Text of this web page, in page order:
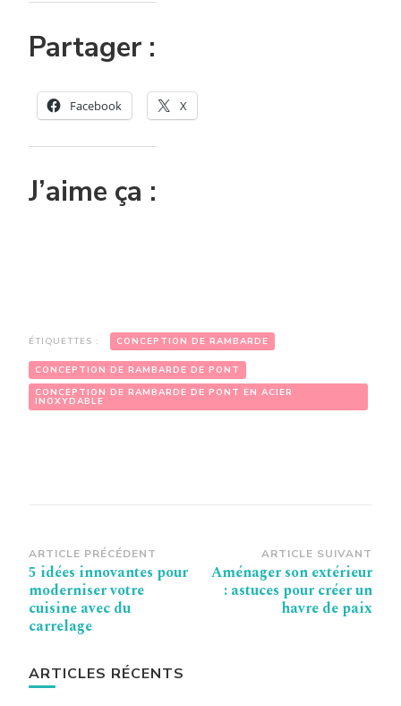
Partager :
Facebook X
J’aime ça :
ÉTIQUETTES : CONCEPTION DE RAMBARDE
CONCEPTION DE RAMBARDE DE PONT
CONCEPTION DE RAMBARDE DE PONT EN ACIER
INOXYDABLE
Navigation
d’article
ARTICLE PRÉCÉDENT
5 idées innovantes pour
moderniser votre
cuisine avec du
carrelage
ARTICLE SUIVANT
Aménager son extérieur
: astuces pour créer un
havre de paix
ARTICLES RÉCENTS